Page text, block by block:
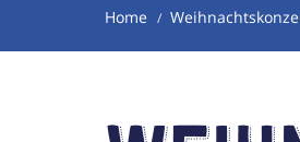
Home